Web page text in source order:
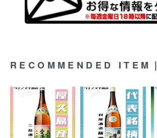
RECOMMENDED ITEM｜